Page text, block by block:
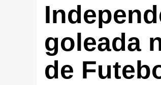
goleada
de